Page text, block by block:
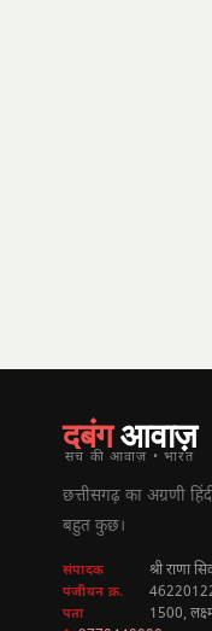
दबंगआवाज़
सच की आवाज़ • भारत
छत्तीसगढ़ का अग्रणी
बहुत कुछ।
संपादक श्री राणा
पंजीयन क्र.
पता
1500,